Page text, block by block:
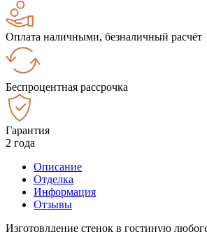
Оплата наличными, безналичный расчёт
Беспроцентная рассрочка
Гарантия
2 года
Описание
Отделка
Информация
Отзывы
Изготовлдение стенок в гостиную